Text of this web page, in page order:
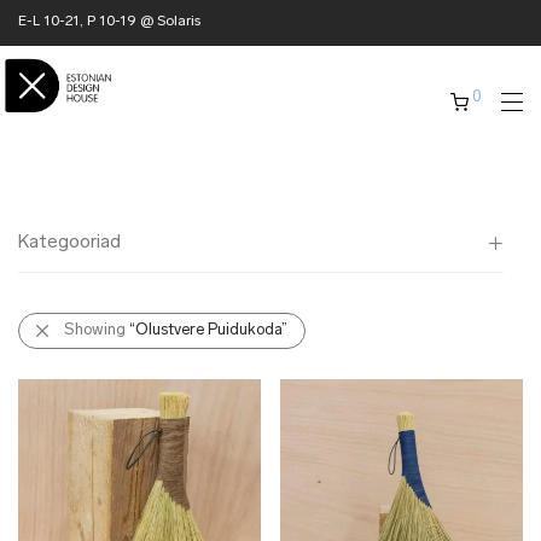
E-L 10-21, P 10-19 @ Solaris
0
Kategooriad
Kõik
✖ KODU
✖ RÕIVAD
✖ AKSESSUAARID
✖ KINGITUSED
✖ ONLY @ EDH
Showing “Olustvere Puidukoda”